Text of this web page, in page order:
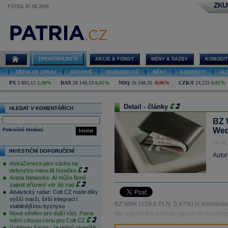
PÁTEK 07.08.2026
ZPRAVODAJSTVÍ AKCIE & FONDY MĚNY & SAZBY
PŘEHLED ZPRÁV AKCIOVÉ EKONOMICKÉ MĚNY KOMODITY
PX 2 805,12 1,30% DAX 26 140,13 0,05% NDQ 26 348,35 -0,06% CZK/€ 24,222 0,01%
HLEDAT V KOMENTÁŘÍCH
hledat
Pokročilé hledání
INVESTIČNÍ DOPORUČENÍ
AstraZeneca jako sázka na
defenzivu mimo AI horečku
Arista Networks: AI může firmě
zajistit příznivý vítr do zad
Analytický radar: Colt CZ roste díky
vyšší marži, širší integraci i
stabilnějšímu byznysu
Nové střelivo pro další růst. Patria
mění cílovou cenu pro Colt CZ
Detail - články
BZ
BZ WBK (129,6 PLN, 0,47%) is
We expect the bank to report net